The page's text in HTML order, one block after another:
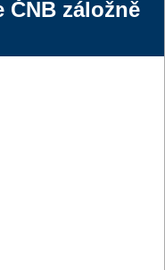
ČNB záložně